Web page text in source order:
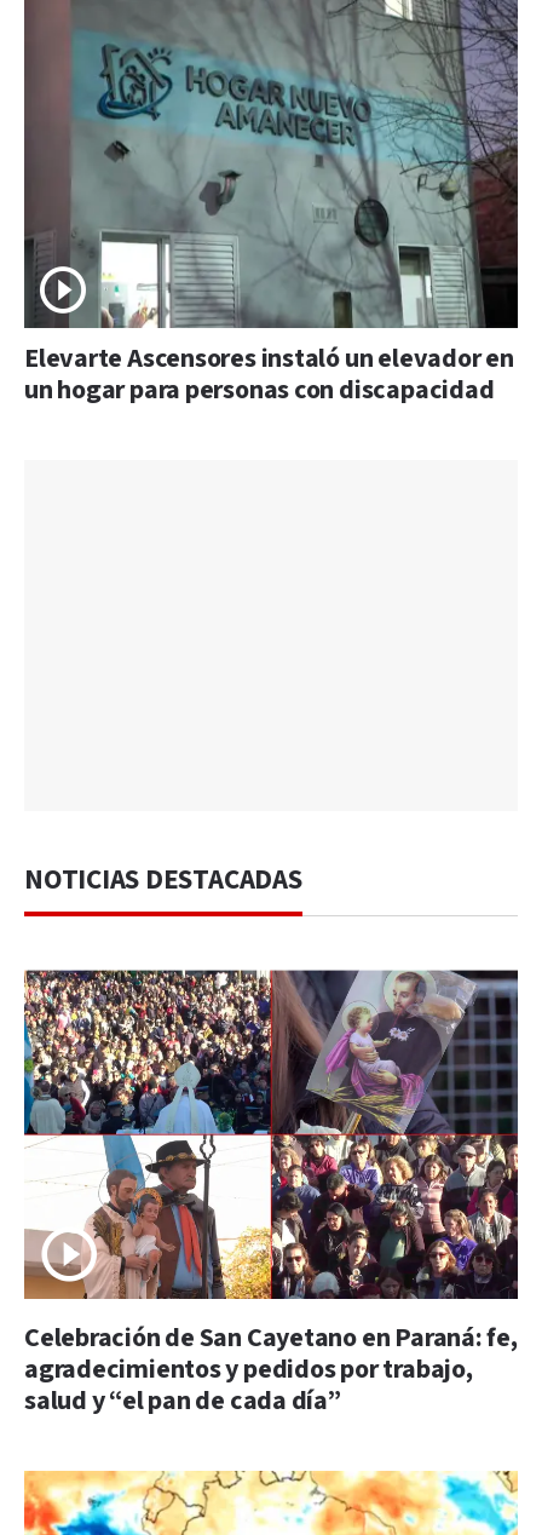
Elevarte Ascensores instaló un elevador en
un hogar para personas con discapacidad
NOTICIAS DESTACADAS
Celebración de San Cayetano en Paraná: fe,
agradecimientos y pedidos por trabajo,
salud y “el pan de cada día”